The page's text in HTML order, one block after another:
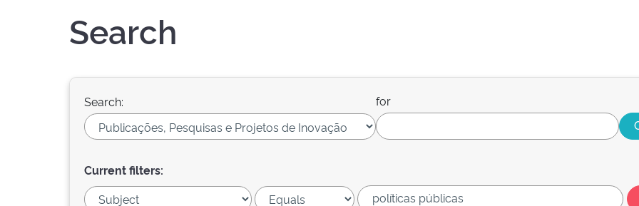
Search
Search: for
Current filters: